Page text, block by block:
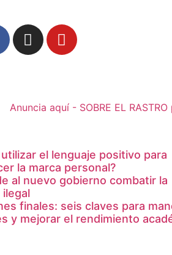
utilizar el lenguaje positivo para
la marca personal?
al nuevo gobierno combatir la
ilegal
finales: seis claves para
y mejorar el rendimiento